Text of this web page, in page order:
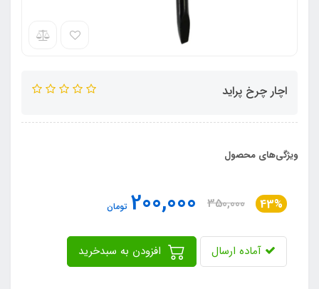
اچار چرخ پراید
ویژگی‌های محصول
43%
350,000
200,000 تومان
آماده ارسال